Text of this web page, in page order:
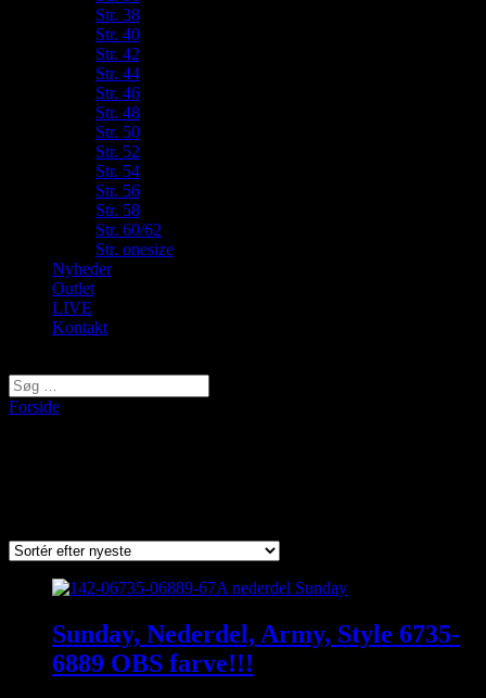
Str. 38
Str. 40
Str. 42
Str. 44
Str. 46
Str. 48
Str. 50
Str. 52
Str. 54
Str. 56
Str. 58
Str. 60/62
Str. onesize
Nyheder
Outlet
LIVE
Kontakt
Forside
Sunday, Nederdel, Army, Style 6735-
6889 OBS farve!!!